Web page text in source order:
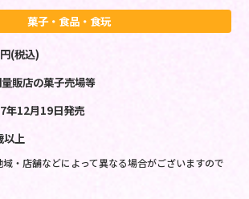
菓子・食品・食玩
円(税込)
販店の菓子売場等
年12月19日発売
以上
・店舗などによって異なる場合がございますので